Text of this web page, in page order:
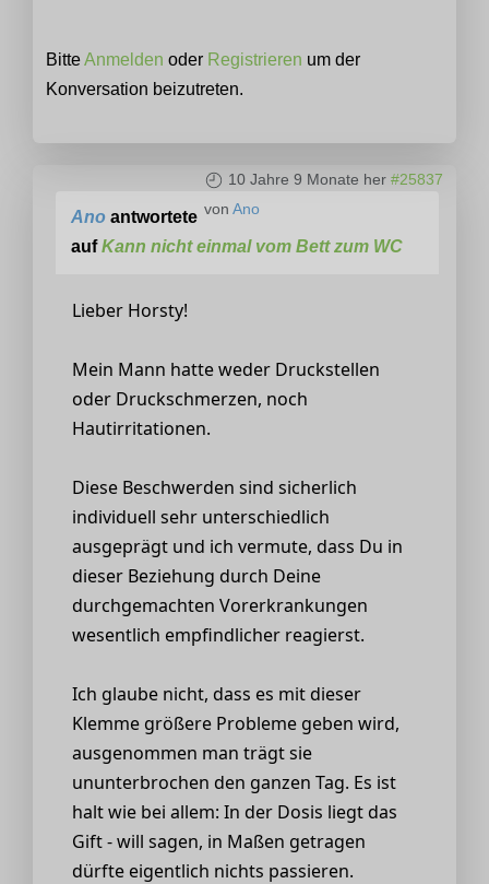
BitteAnmelden oder Registrieren um der
Konversation beizutreten.
10 Jahre 9 Monate her #25837
von Ano
Ano antwortete
aufKann nicht einmal vom Bett zum WC
Lieber Horsty!
Mein Mann hatte weder Druckstellen
oder Druckschmerzen, noch
Hautirritationen.
Diese Beschwerden sind sicherlich
individuell sehr unterschiedlich
ausgeprägt und ich vermute, dass Du in
dieser Beziehung durch Deine
durchgemachten Vorerkrankungen
wesentlich empfindlicher reagierst.
Ich glaube nicht, dass es mit dieser
Klemme größere Probleme geben wird,
ausgenommen man trägt sie
ununterbrochen den ganzen Tag. Es ist
halt wie bei allem: In der Dosis liegt das
Gift - will sagen, in Maßen getragen
dürfte eigentlich nichts passieren.